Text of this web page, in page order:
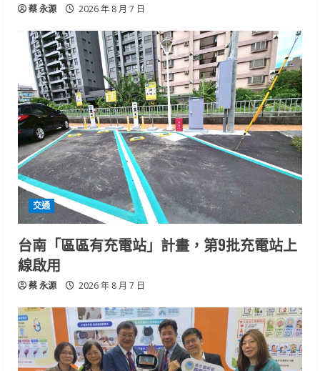
蔡 永源 2026 年 8 月 7 日
交通
台南「區區有充電站」計畫，第9批充電站上
線啟用
蔡 永源 2026 年 8 月 7 日